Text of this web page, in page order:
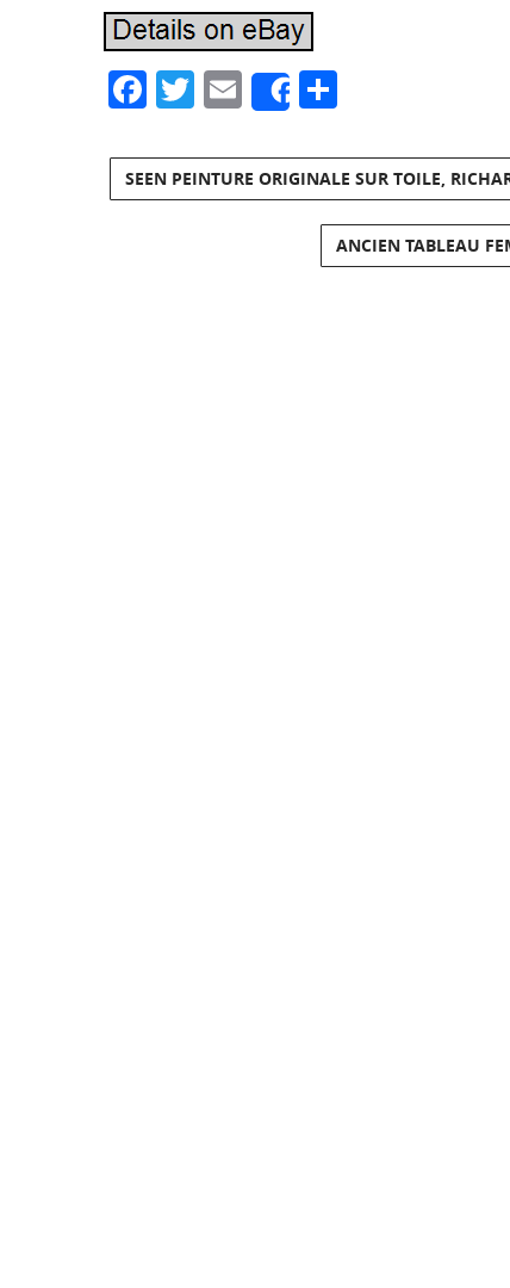
Facebook
Twitter
Email
Share
SEEN PEINTURE ORIGINALE SUR TOILE,
ANCIEN TABLEAU